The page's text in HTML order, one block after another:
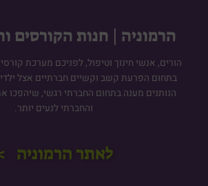
הרמוניה | חנות הקורסים
הורים, אנשי חינוך וטיפול, לפניכם מערכת
בתחום הפרעת קשב וקשיים חברתיים אצל
הנותנים מענה בתחום החברתי רגשי, שיהפכו
והחברתי לנעים יותר.
לאתר הרמוניה